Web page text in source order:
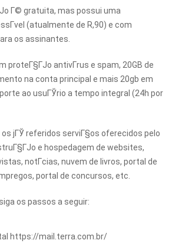
Г© gratuita, mas possui uma
(atualmente de R,90) e com
os assinantes.
proteГ§ГЈo antivГ­rus e spam, 20GB de
na conta principal e mais 20gb em
ao usuГЎrio a tempo integral (24h por
jГЎ referidos serviГ§os oferecidos pelo
e hospedagem de websites,
notГ­cias, nuvem de livros, portal de
portal de concursos, etc.
os passos a seguir:
https://mail.terra.com.br/